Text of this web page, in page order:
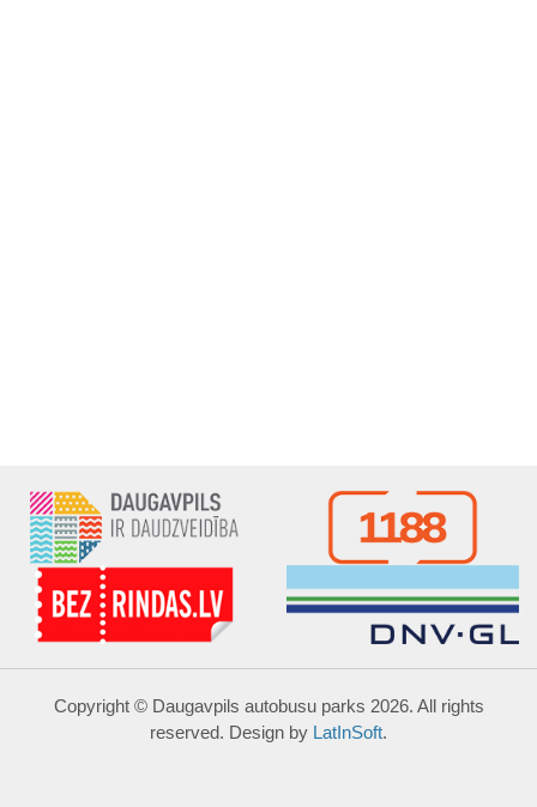
Copyright © Daugavpils autobusu parks 2026. All rights
reserved. Design by LatInSoft.